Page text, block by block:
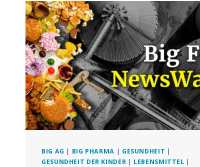
N D
ER N
ÄHE D
ES S
PIELPLATZES I
NSTALLIEREN U
ND H
AT E
INEN 3
1-J
AHRES-V
ERTRAG A
BGESCHLOSSEN
BIG AG | BIG PHARMA | GESUNDHEIT |
GESUNDHEIT DER KINDER | LEBENSMITTEL |